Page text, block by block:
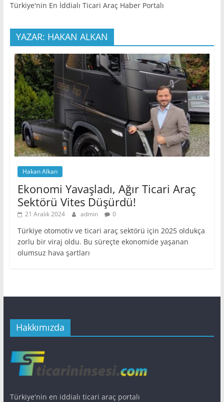
Türkiye'nin En İddialı Ticari Araç Haber Portalı
YAZAR: HAKAN ALKAN
Hakan Alkan
Ekonomi Yavaşladı, Ağır Ticari Araç
Sektörü Vites Düşürdü!
21 Aralık 2024 admin 0
Türkiye otomotiv ve ticari araç sektörü için 2025 oldukça
zorlu bir viraj oldu. Bu süreçte ekonomide yaşanan
olumsuz hava şartları
Hakkımızda
Türkiye'nin en iddialı ticari araç portalı